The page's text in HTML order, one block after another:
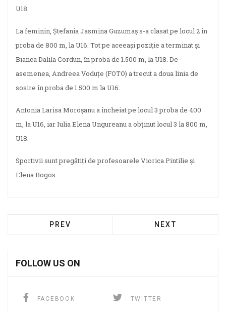
U18.
La feminin, Ștefania Jasmina Guzumaș s-a clasat pe locul 2 în
proba de 800 m, la U16. Tot pe aceeași poziție a terminat și
Bianca Dalila Cordun, în proba de 1.500 m, la U18. De
asemenea, Andreea Voduțe (FOTO) a trecut a doua linia de
sosire în proba de 1.500 m la U16.
Antonia Larisa Moroșanu a încheiat pe locul 3 proba de 400
m, la U16, iar Iulia Elena Ungureanu a obținut locul 3 la 800 m,
U18.
Sportivii sunt pregătiți de profesoarele Viorica Pintilie și
Elena Bogos.
PREV NEXT
FOLLOW US ON
FACEBOOK TWITTER